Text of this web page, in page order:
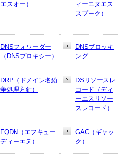
エスオー）
ィーエヌエス
スプーク）
DNSフォワーダー
（DNSプロキシー）
DNSブロッキ
ング
DRP（ドメイン名紛
争処理方針）
DSリソースレ
コード（ディ
ーエスリソー
スレコード）
FQDN（エフキュー
ディーエヌ）
GAC（ギャッ
ク）